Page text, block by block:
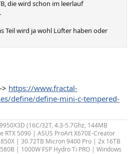
die wird schon im leerlauf
Teil wird ja wohl Lüfter haben oder
> https://www.fractal-
define/define-mini-c-tempered-
(16C/32T, 4.3-5.7Ghz, 144MB
RTX 5090 | ASUS ProArt X670E-Creator
| 30.72TB Micron 9400 Pro | 2x 16TB
| 1000W FSP Hydro Ti PRO | Windows